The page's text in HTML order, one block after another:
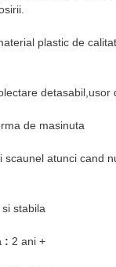
plastic de
detasabil,usor
de masinuta
scaunel atunci cand
stabila
: 2 ani +